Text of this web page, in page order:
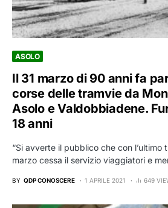
ASOLO
Il 31 marzo di 90 anni fa
corse delle tramvie da
Asolo e Valdobbiadene.
18 anni
“Si avverte il pubblico che con l’ultimo
marzo cessa il servizio viaggiatori e
BY QDP CONOSCERE 1 APRILE 2021 649